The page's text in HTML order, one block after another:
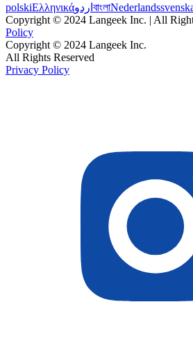
polskiΕλληνικάاردو বাংলাNederlands
Copyright © 2024 Langeek Inc. | All
Policy
Copyright © 2024 Langeek Inc.
All Rights Reserved
Privacy Policy